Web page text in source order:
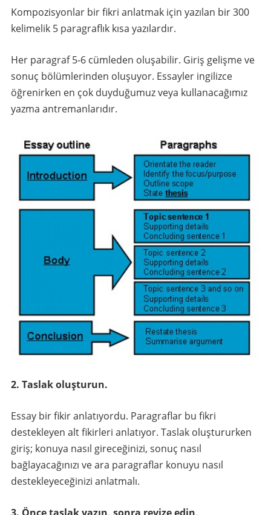
Kompozisyonlar bir fikri anlatmak için yazılan bir 300
kelimelik 5 paragraflık kısa yazılardır.
Her paragraf 5-6 cümleden oluşabilir. Giriş gelişme ve
sonuç bölümlerinden oluşuyor. Essayler ingilizce
öğrenirken en çok duyduğumuz veya kullanacağımız
yazma antremanlarıdır.
2. Taslak oluşturun.
Essay bir fikir anlatıyordu. Paragraflar bu fikri
destekleyen alt fikirleri anlatıyor. Taslak oluştururken
giriş; konuya nasıl gireceğinizi, sonuç nasıl
bağlayacağınızı ve ara paragraflar konuyu nasıl
destekleyeceğinizi anlatmalı.